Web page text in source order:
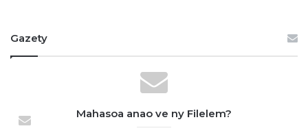
Gazety
Mahasoa anao ve ny Filelem?